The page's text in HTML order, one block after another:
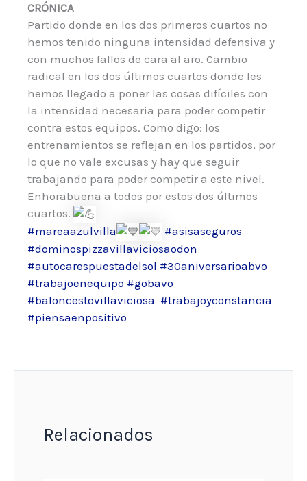
CRÓNICA
Partido donde en los dos primeros cuartos no
hemos tenido ninguna intensidad defensiva y
con muchos fallos de cara al aro. Cambio
radical en los dos últimos cuartos donde les
hemos llegado a poner las cosas difíciles con
la intensidad necesaria para poder competir
contra estos equipos. Como digo: los
entrenamientos se reflejan en los partidos, por
lo que no vale excusas y hay que seguir
trabajando para poder competir a este nivel.
Enhorabuena a todos por estos dos últimos
cuartos.
#mareaazulvilla
#asisaseguros
#dominospizzavillaviciosaodon
#autocarespuestadelsol #30aniversarioabvo
#trabajoenequipo #gobavo
#baloncestovillaviciosa #trabajoyconstancia
#piensaenpositivo
Relacionados